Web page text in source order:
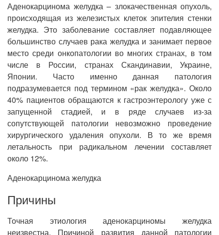
Аденокарцинома желудка – злокачественная опухоль,
происходящая из железистых клеток эпителия стенки
желудка. Это заболевание составляет подавляющее
большинство случаев рака желудка и занимает первое
место среди онкопатологии во многих странах, в том
числе в России, странах Скандинавии, Украине,
Японии. Часто именно данная патология
подразумевается под термином «рак желудка». Около
40% пациентов обращаются к гастроэнтерологу уже с
запущенной стадией, и в ряде случаев из-за
сопутствующей патологии невозможно проведение
хирургического удаления опухоли. В то же время
летальность при радикальном лечении составляет
около 12%.
Аденокарцинома желудка
Причины
Точная этиология аденокарциномы желудка
неизвестна. Причиной развития данной патологии